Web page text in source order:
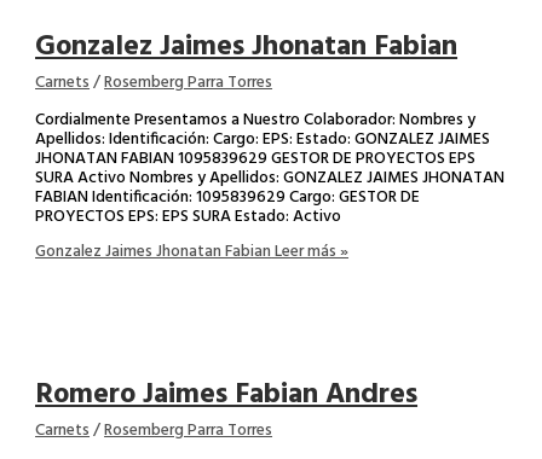
Gonzalez Jaimes Jhonatan Fabian
Carnets/Rosemberg Parra Torres
Cordialmente Presentamos a Nuestro Colaborador: Nombres y
Apellidos: Identificación: Cargo: EPS: Estado: GONZALEZ JAIMES
JHONATAN FABIAN 1095839629 GESTOR DE PROYECTOS EPS
SURA Activo Nombres y Apellidos: GONZALEZ JAIMES JHONATAN
FABIAN Identificación: 1095839629 Cargo: GESTOR DE
PROYECTOS EPS: EPS SURA Estado: Activo
Gonzalez Jaimes Jhonatan FabianLeer más »
Romero Jaimes Fabian Andres
Carnets/Rosemberg Parra Torres